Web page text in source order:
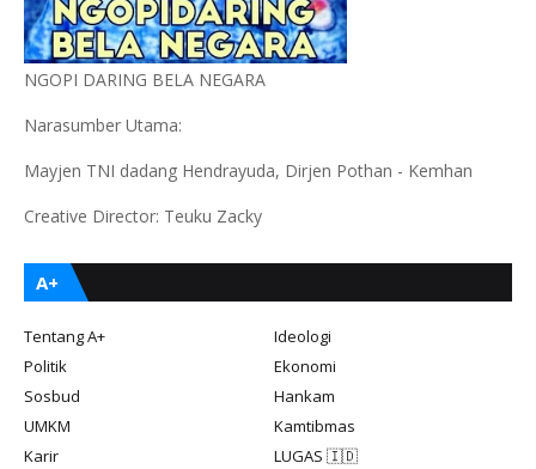
NGOPI DARING BELA NEGARA
Narasumber Utama:
Mayjen TNI dadang Hendrayuda, Dirjen Pothan - Kemhan
Creative Director: Teuku Zacky
A+
Tentang A+
Ideologi
Politik
Ekonomi
Sosbud
Hankam
UMKM
Kamtibmas
Karir
LUGAS 🇮🇩